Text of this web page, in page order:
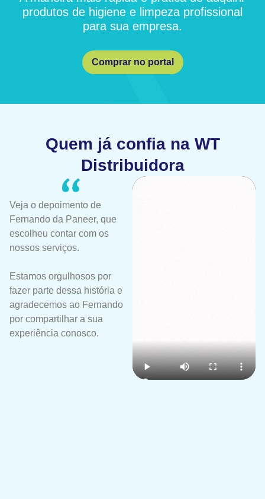
produtos de higiene e limpeza profissional
para sua empresa.
Comprar no portal
Quem já confia na WT
Distribuidora
Veja o depoimento de
Fernando da Paneer, que
escolheu contar com os
nossos serviços.
Estamos orgulhosos por
fazer parte dessa história e
agradecemos ao Fernando
por compartilhar a sua
experiência conosco.